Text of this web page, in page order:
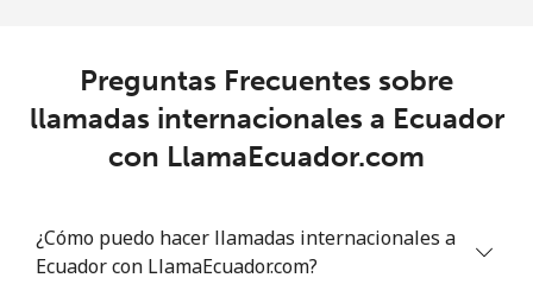
Preguntas Frecuentes sobre
llamadas internacionales a Ecuador
con LlamaEcuador.com
¿Cómo puedo hacer llamadas internacionales a
Ecuador con LlamaEcuador.com?